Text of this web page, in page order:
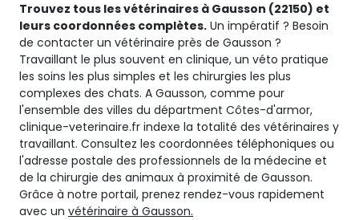
Trouvez tous les vétérinaires à Gausson (22150) et
leurs coordonnées complètes. Un impératif ? Besoin
de contacter un vétérinaire près de Gausson ?
Travaillant le plus souvent en clinique, un véto pratique
les soins les plus simples et les chirurgies les plus
complexes des chats. A Gausson, comme pour
l'ensemble des villes du départment Côtes-d'armor,
clinique-veterinaire.fr indexe la totalité des vétérinaires y
travaillant. Consultez les coordonnées téléphoniques ou
l'adresse postale des professionnels de la médecine et
de la chirurgie des animaux à proximité de Gausson.
Grâce à notre portail, prenez rendez-vous rapidement
avec un vétérinaire à Gausson.